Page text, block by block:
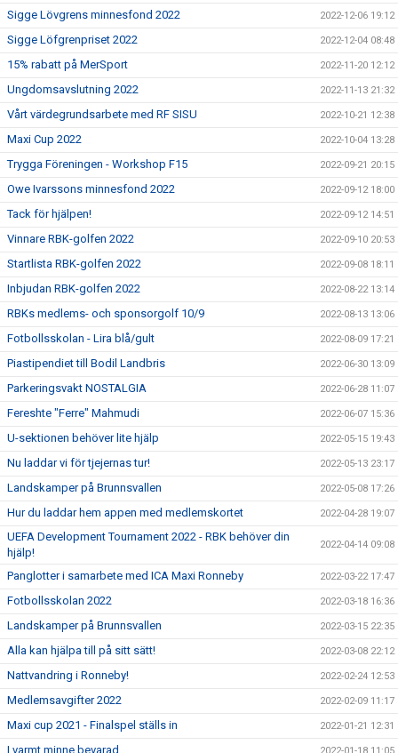
Sigge Lövgrens minnesfond 2022 2022-12-06 19:12
Sigge Löfgrenpriset 2022 2022-12-04 08:48
15% rabatt på MerSport 2022-11-20 12:12
Ungdomsavslutning 2022 2022-11-13 21:32
Vårt värdegrundsarbete med RF SISU 2022-10-21 12:38
Maxi Cup 2022 2022-10-04 13:28
Trygga Föreningen - Workshop F15 2022-09-21 20:15
Owe Ivarssons minnesfond 2022 2022-09-12 18:00
Tack för hjälpen! 2022-09-12 14:51
Vinnare RBK-golfen 2022 2022-09-10 20:53
Startlista RBK-golfen 2022 2022-09-08 18:11
Inbjudan RBK-golfen 2022 2022-08-22 13:14
RBKs medlems- och sponsorgolf 10/9 2022-08-13 13:06
Fotbollsskolan - Lira blå/gult 2022-08-09 17:21
Piastipendiet till Bodil Landbris 2022-06-30 13:09
Parkeringsvakt NOSTALGIA 2022-06-28 11:07
Fereshte "Ferre" Mahmudi 2022-06-07 15:36
U-sektionen behöver lite hjälp 2022-05-15 19:43
Nu laddar vi för tjejernas tur! 2022-05-13 23:17
Landskamper på Brunnsvallen 2022-05-08 17:26
Hur du laddar hem appen med medlemskortet 2022-04-28 19:07
UEFA Development Tournament 2022 - RBK behöver din
hjälp!
2022-04-14 09:08
Panglotter i samarbete med ICA Maxi Ronneby 2022-03-22 17:47
Fotbollsskolan 2022 2022-03-18 16:36
Landskamper på Brunnsvallen 2022-03-15 22:35
Alla kan hjälpa till på sitt sätt! 2022-03-08 22:12
Nattvandring i Ronneby! 2022-02-24 12:53
Medlemsavgifter 2022 2022-02-09 11:17
Maxi cup 2021 - Finalspel ställs in 2022-01-21 12:31
I varmt minne bevarad